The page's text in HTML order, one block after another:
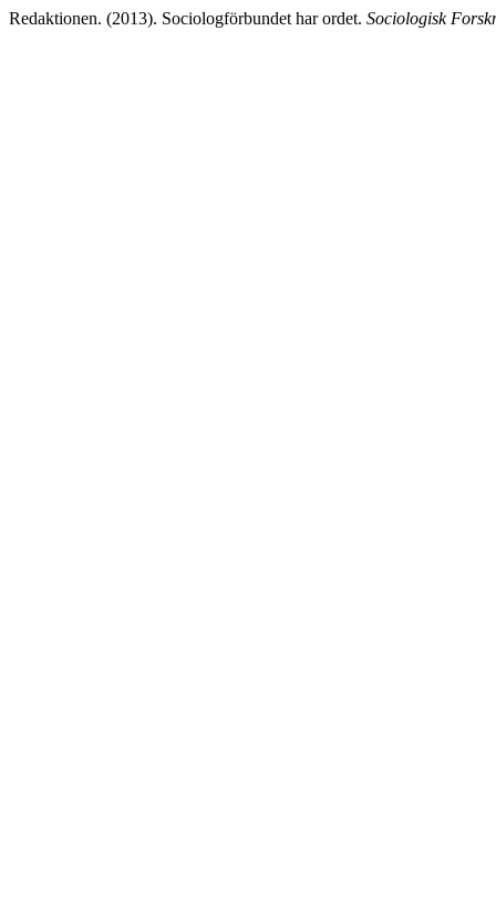
Redaktionen. (2013). Sociologförbundet har ordet. Sociologisk